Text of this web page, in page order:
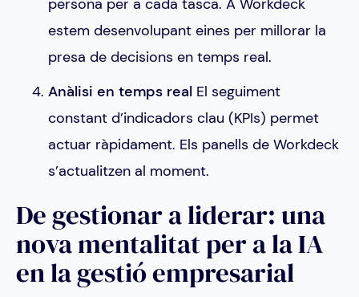
estem desenvolupant eines per millorar la
presa de decisions en temps real.
Anàlisi en temps real El seguiment
constant d’indicadors clau (KPIs) permet
actuar ràpidament. Els panells de Workdeck
s’actualitzen al moment.
De gestionar a liderar: una
nova mentalitat per a la IA
en la gestió empresarial